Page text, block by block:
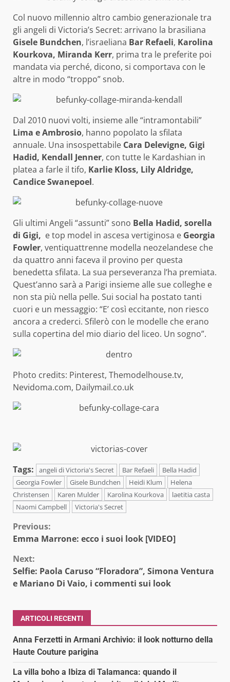
Col nuovo millennio altro cambio generazionale tra
gli angeli di Victoria’s Secret: arrivano la brasiliana
Gisele Bundchen, l’israeliana Bar Refaeli, Karolina
Kourkova, Miranda Kerr, prima tra le preferite poi
mandata via perché, dicono, si comportava con le
altre in modo “troppo” snob.
Dal 2010 nuovi volti, insieme alle “intramontabili”
Lima e Ambrosio, hanno popolato la sfilata
annuale. Una insospettabile Cara Delevigne, Gigi
Hadid, Kendall Jenner, con tutte le Kardashian in
platea a farle il tifo, Karlie Kloss, Lily Aldridge,
Candice Swanepoel.
Gli ultimi Angeli “assunti” sono Bella Hadid, sorella
di Gigi, e top model in ascesa vertiginosa e Georgia
Fowler, ventiquattrenne modella neozelandese che
da quattro anni faceva il provino per questa
benedetta sfilata. La sua perseveranza l’ha premiata.
Quest’anno sarà a Parigi insieme alle sue colleghe e
non sta più nella pelle. Sui social ha postato tanti
cuori e un messaggio: “E’ così eccitante, non riesco
ancora a crederci. Sfilerò con le modelle che erano
sulla copertina del mio diario del liceo. Un sogno”.
Photo credits: Pinterest, Themodelhouse.tv,
Nevidoma.com, Dailymail.co.uk
Tags: angeli di Victoria's Secret Bar Refaeli
Bella Hadid
Georgia Fowler
Gisele Bundchen Heidi Klum
Helena
Christensen
Karen Mulder Karolina Kourkova
laetitia casta
Naomi Campbell
Victoria's Secret
Continue
Previous:
Emma Marrone: ecco i suoi look [VIDEO]
Next:
Selfie: Paola Caruso “Floradora”, Simona Ventura
e Mariano Di Vaio, i commenti sui look
ARTICOLI RECENTI
Anna Ferzetti in Armani Archivio: il look notturno della
Haute Couture parigina
La villa boho a Ibiza di Talamanca: quando il